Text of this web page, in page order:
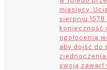
miesięcy.
sierpniu 1578
konieczność
ogołocenia
aby dojść do
zjednoczenia
swoją zawarł